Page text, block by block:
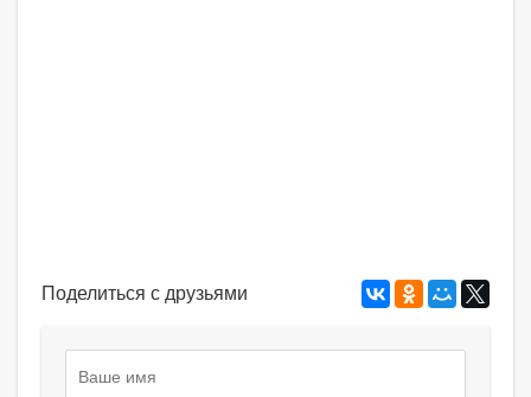
Поделиться с друзьями